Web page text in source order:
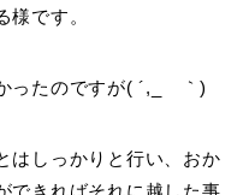
です。
ったのですが( ´,_ゝ｀)
はしっかりと行い、おか